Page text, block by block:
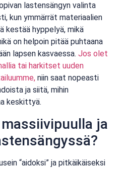
lastensängyn valinta
kun ymmärrät materiaalien
kestää hyppelyä, mikä
on helpoin pitää puhtaana
lapsen kasvaessa. Jos olet
tai harkitset uuden
niin saat nopeasti
ja siitä, mihin
keskittyä.
ja
“aidoksi” ja pitkäikäiseksi